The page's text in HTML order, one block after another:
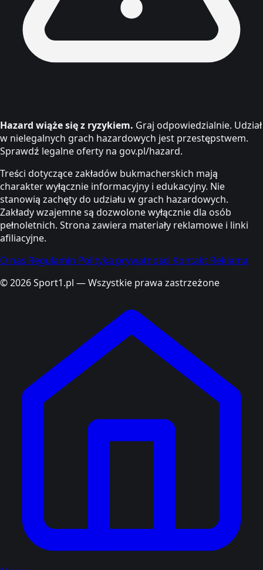
Hazard wiąże się z ryzykiem. Graj odpowiedzialnie. Udział
w nielegalnych grach hazardowych jest przestępstwem.
Sprawdź legalne oferty na gov.pl/hazard.
Treści dotyczące zakładów bukmacherskich mają
charakter wyłącznie informacyjny i edukacyjny. Nie
stanowią zachęty do udziału w grach hazardowych.
Zakłady wzajemne są dozwolone wyłącznie dla osób
pełnoletnich. Strona zawiera materiały reklamowe i linki
afiliacyjne.
O nas Regulamin Polityka prywatności Kontakt Reklama
© 2026 Sport1.pl — Wszystkie prawa zastrzeżone